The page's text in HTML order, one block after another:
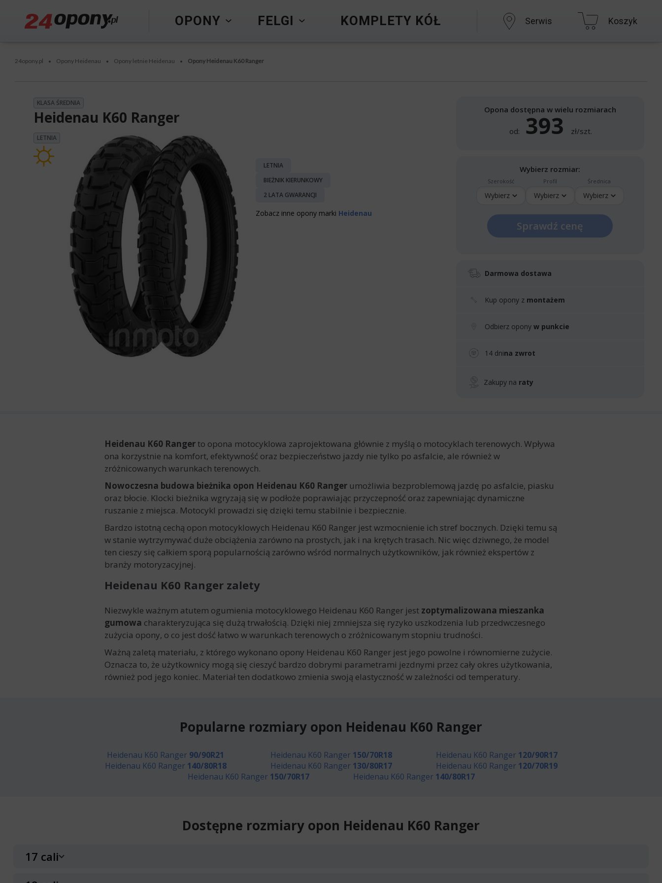
OPONY FELGI KOMPLETY KÓŁ Serwis Koszyk
24opony.pl • Opony Heidenau • Opony letnie Heidenau • Opony Heidenau K60 Ranger
KLASA ŚREDNIA
Heidenau K60 Ranger
LETNIA
Opona dostępna w wielu rozmiarach
od: 393 zł/szt.
Wybierz rozmiar:
Szerokość
Wybierz
Profil
Wybierz
Średnica
Wybierz
Sprawdź cenę
Darmowa dostawa
Kup opony z montażem
Odbierz opony w punkcie
14 dnina zwrot
Zakupy na raty
LETNIA
BIEŻNIK KIERUNKOWY
2 LATA GWARANCJI
Zobacz inne opony marki Heidenau
Heidenau K60 Ranger to opona motocyklowa zaprojektowana głównie z myślą o motocyklach terenowych. Wpływa
ona korzystnie na komfort, efektywność oraz bezpieczeństwo jazdy nie tylko po asfalcie, ale również w
zróżnicowanych warunkach terenowych.
Nowoczesna budowa bieżnika opon Heidenau K60 Ranger umożliwia bezproblemową jazdę po asfalcie, piasku
oraz błocie. Klocki bieżnika wgryzają się w podłoże poprawiając przyczepność oraz zapewniając dynamiczne
ruszanie z miejsca. Motocykl prowadzi się dzięki temu stabilnie i bezpiecznie.
Bardzo istotną cechą opon motocyklowych Heidenau K60 Ranger jest wzmocnienie ich stref bocznych. Dzięki temu są
w stanie wytrzymywać duże obciążenia zarówno na prostych, jak i na krętych trasach. Nic więc dziwnego, że model
ten cieszy się całkiem sporą popularnością zarówno wśród normalnych użytkowników, jak również ekspertów z
branży motoryzacyjnej.
Heidenau K60 Ranger zalety
Niezwykle ważnym atutem ogumienia motocyklowego Heidenau K60 Ranger jest zoptymalizowana mieszanka
gumowa charakteryzująca się dużą trwałością. Dzięki niej zmniejsza się ryzyko uszkodzenia lub przedwczesnego
zużycia opony, o co jest dość łatwo w warunkach terenowych o zróżnicowanym stopniu trudności.
Ważną zaletą materiału, z którego wykonano opony Heidenau K60 Ranger jest jego powolne i równomierne zużycie.
Oznacza to, że użytkownicy mogą się cieszyć bardzo dobrymi parametrami jezdnymi przez cały okres użytkowania,
również pod jego koniec. Materiał ten dodatkowo zmienia swoją elastyczność w zależności od temperatury.
Popularne rozmiary opon Heidenau K60 Ranger
Heidenau K60 Ranger 90/90R21 Heidenau K60 Ranger 150/70R18 Heidenau K60 Ranger 120/90R17
Heidenau K60 Ranger 140/80R18 Heidenau K60 Ranger 130/80R17 Heidenau K60 Ranger 120/70R19
Heidenau K60 Ranger 150/70R17 Heidenau K60 Ranger 140/80R17
Dostępne rozmiary opon Heidenau K60 Ranger
17 cali